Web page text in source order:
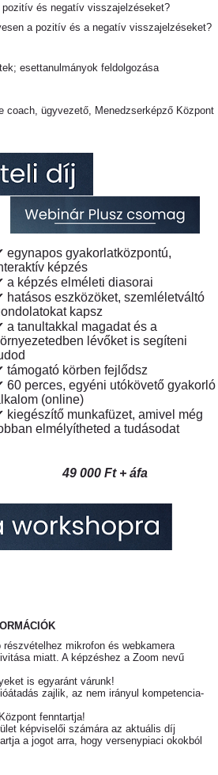
pozitív és negatív visszajelzéseket?
a pozitív és a negatív visszajelzéseket?
esettanulmányok feldolgozása
coach, ügyvezető, Menedzserképző Központ
egynapos gyakorlatközpontú,
képzés
a képzés elméleti diasorai
hatásos eszközöket, szemléletváltó
kapsz
a tanultakkal magadat és a
lévőket is segíteni
támogató körben fejlődsz
60 perces, egyéni utókövető gyakorló
(online)
kiegészítő munkafüzet, amivel még
elmélyítheted a tudásodat
49 000 Ft + áfa
mikrofon és webkamera
miatt. A képzéshez a Zoom nevű
is egyaránt várunk!
zajlik, az nem irányul kompetencia-
fenntartja!
képviselői számára az aktuális díj
a jogot arra, hogy versenypiaci okokból